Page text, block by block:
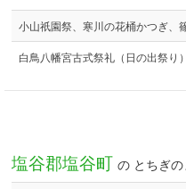
小山祇園祭、寒川の花桶かつぎ、
白鳥八幡宮古式祭礼（日の出祭り
塩谷郡塩谷町 の とちぎ